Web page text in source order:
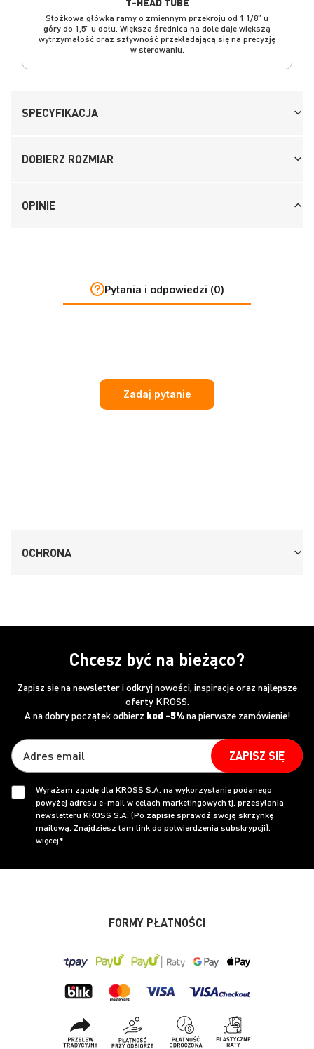
Stożkowa główka ramy o zmiennym przekroju od 1 1/8” u
góry do 1,5” u dołu. Większa średnica na dole daje większą
wytrzymałość oraz sztywność przekładającą się na precyzję
w sterowaniu.
SPECYFIKACJA
DOBIERZ ROZMIAR
OPINIE
Pytania i odpowiedzi (0)
Zadaj pytanie
OCHRONA
Chcesz być na bieżąco?
Zapisz się na newsletter i odkryj nowości, inspiracje oraz najlepsze
oferty KROSS.
A na dobry początek odbierz kod -5%na pierwsze zamówienie!
ZAPISZ SIĘ
Wyrażam zgodę dla KROSS S.A. na wykorzystanie podanego
powyżej adresu e-mail w celach marketingowych tj. przesyłania
newsletteru KROSS S.A. (Po zapisie sprawdź swoją skrzynkę
mailową. Znajdziesz tam link do potwierdzenia subskrypcji).
więcej*
FORMY PŁATNOŚCI